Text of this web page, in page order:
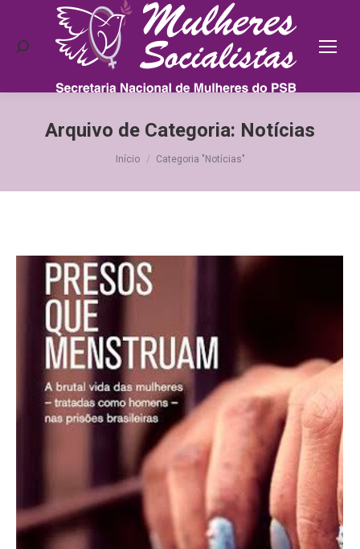
Search:
Arquivo de Categoria: Notícias
Você está aqui:
Início Categoria "Notícias"